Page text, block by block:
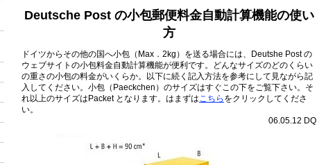
Deutsche Post の小包郵便料金自動計算機能の使い
方
ドイツからその他の国へ小包（Max．2kg）を送る場合には、Deutshe Post の
ウェブサイトの小包料金自動計算機能が便利です。どんなサイズのどのくらい
の重さの小包の料金がいくらか。以下に続く記入方法を参考にして見ながら記
入してくださ い。小包（Paeckchen）のサイズはすぐこの下をご覧下さい。そ
れ以上のサイズはPacket となります。はまずはこちら をクリックしてくださ
い。
06.05.12 DQ